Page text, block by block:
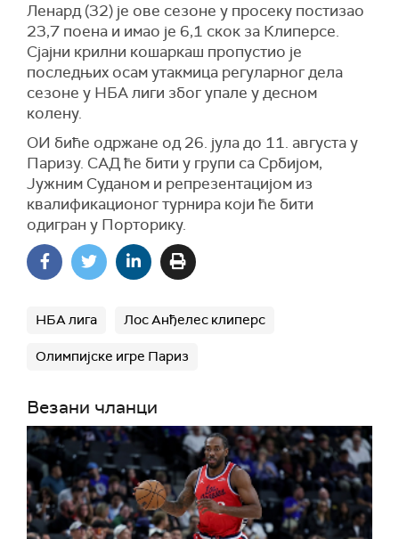
Ленард (32) је ове сезоне у просеку постизао
23,7 поена и имао је 6,1 скок за Клиперсе.
Сјајни крилни кошаркаш пропустио је
последњих осам утакмица регуларног дела
сезоне у НБА лиги због упале у десном
колену.
ОИ биће одржане од 26. јула до 11. августа у
Паризу. САД ће бити у групи са Србијом,
Јужним Суданом и репрезентацијом из
квалификационог турнира који ће бити
одигран у Порторику.
НБА лига Лос Анђелес клиперс
Олимпијске игре Париз
Везани чланци